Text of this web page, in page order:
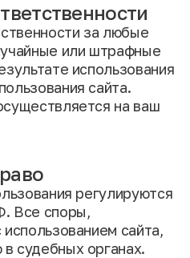
за любые
или штрафные
использования
сайта.
на ваш
регулируются
Все споры,
сайта,
судебных органах.